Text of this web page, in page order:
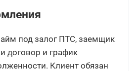
под залог ПТС, заемщик
договор и график
Клиент обязан